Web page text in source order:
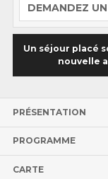
DEMANDEZ
Un séjour placé
nouvelle
PRÉSENTATION
PROGRAMME
CARTE